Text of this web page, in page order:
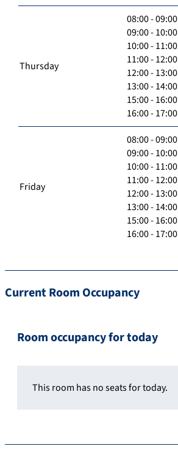
Thursday
08:00 - 09:00
09:00 - 10:00
10:00 - 11:00
11:00 - 12:00
12:00 - 13:00
13:00 - 14:00
15:00 - 16:00
16:00 - 17:00
Friday
08:00 - 09:00
09:00 - 10:00
10:00 - 11:00
11:00 - 12:00
12:00 - 13:00
13:00 - 14:00
15:00 - 16:00
16:00 - 17:00
Current Room Occupancy
Room occupancy for today
This room has no seats for today.